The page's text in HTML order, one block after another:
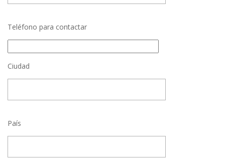
Teléfono para contactar
Ciudad
País